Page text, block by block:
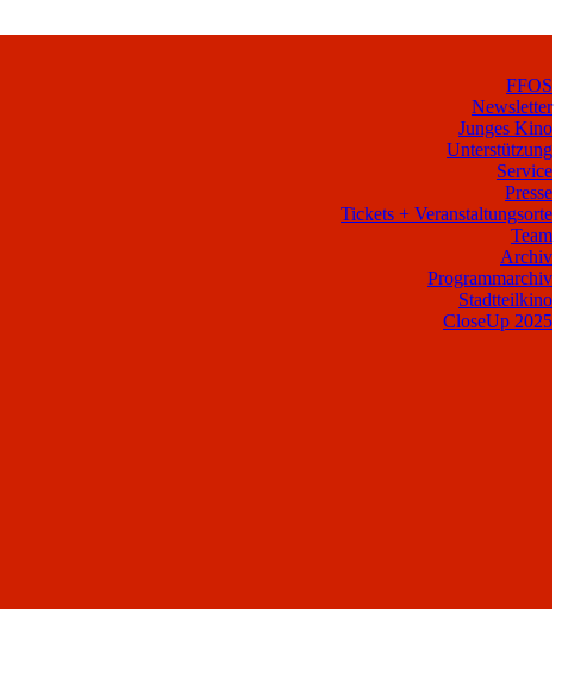
FFOS
Newsletter
Junges Kino
Unterstützung
Service
Presse
Tickets + Veranstaltungsorte
Team
Archiv
Programmarchiv
Stadtteilkino
CloseUp 2025